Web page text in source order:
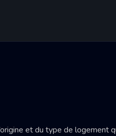
et du type de logement